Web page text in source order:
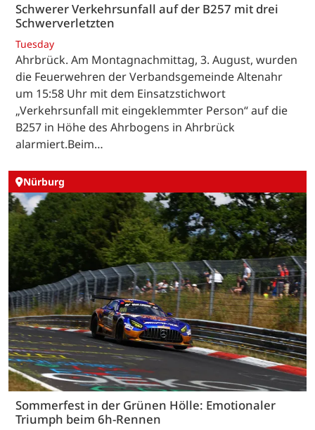
Schwerer Verkehrsunfall auf der B257 mit drei
Schwerverletzten
Tuesday
Ahrbrück. Am Montagnachmittag, 3. August, wurden
die Feuerwehren der Verbandsgemeinde Altenahr
um 15:58 Uhr mit dem Einsatzstichwort
„Verkehrsunfall mit eingeklemmter Person“ auf die
B257 in Höhe des Ahrbogens in Ahrbrück
alarmiert.Beim…
Nürburg
Sommerfest in der Grünen Hölle: Emotionaler
Triumph beim 6h-Rennen